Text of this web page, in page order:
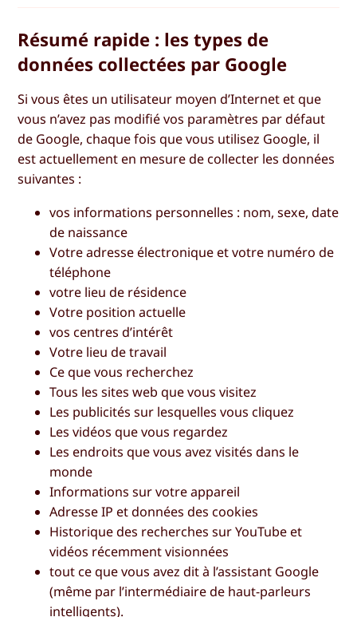
Résumé rapide : les types de
données collectées par Google
Si vous êtes un utilisateur moyen d’Internet et que
vous n’avez pas modifié vos paramètres par défaut
de Google, chaque fois que vous utilisez Google, il
est actuellement en mesure de collecter les données
suivantes :
vos informations personnelles : nom, sexe, date
de naissance
Votre adresse électronique et votre numéro de
téléphone
votre lieu de résidence
Votre position actuelle
vos centres d’intérêt
Votre lieu de travail
Ce que vous recherchez
Tous les sites web que vous visitez
Les publicités sur lesquelles vous cliquez
Les vidéos que vous regardez
Les endroits que vous avez visités dans le
monde
Informations sur votre appareil
Adresse IP et données des cookies
Historique des recherches sur YouTube et
vidéos récemment visionnées
tout ce que vous avez dit à l’assistant Google
(même par l’intermédiaire de haut-parleurs
intelligents).